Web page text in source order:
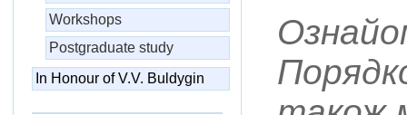
Workshops
Postgraduate study
In Honour of V.V. Buldygin